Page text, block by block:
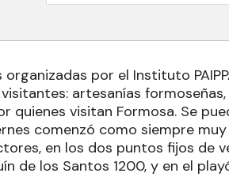
por el Instituto
artesanías
quienes visitan Formosa. Se
comenzó como siempre
en los dos puntos fijos de
de los Santos 1200, y en el